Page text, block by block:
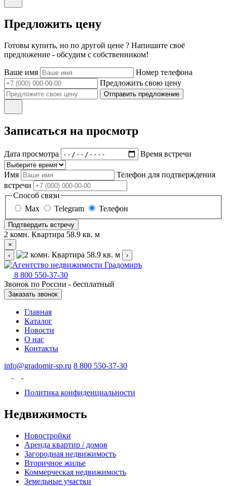
Предложить цену
Готовы купить, но по другой цене ? Напишите своё
предложение - обсудим с собственником!
Ваше имя
Номер телефона
Предложить свою цену
Отправить предложение
Записаться на просмотр
Дата просмотра Время встречи
Имя
Телефон для подтверждения
встречи
Способ связи
Max
Telegram Телефон
Подтвердить встречу
2 комн. Квартира 58.9 кв. м
×
‹
›
8 800 550-37-30
Звонок по России - бесплатный
Заказать звонок
Главная
Каталог
Новости
О нас
Контакты
info@gradomir-sp.ru 8 800 550-37-30
Политика конфиденциальности
Недвижимость
Новостройки
Аренда квартир / домов
Загородная недвижимость
Вторичное жилье
Коммерческая недвижимость
Земельные участки